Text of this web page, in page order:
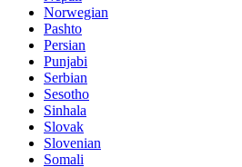
Norwegian
Pashto
Persian
Punjabi
Serbian
Sesotho
Sinhala
Slovak
Slovenian
Somali